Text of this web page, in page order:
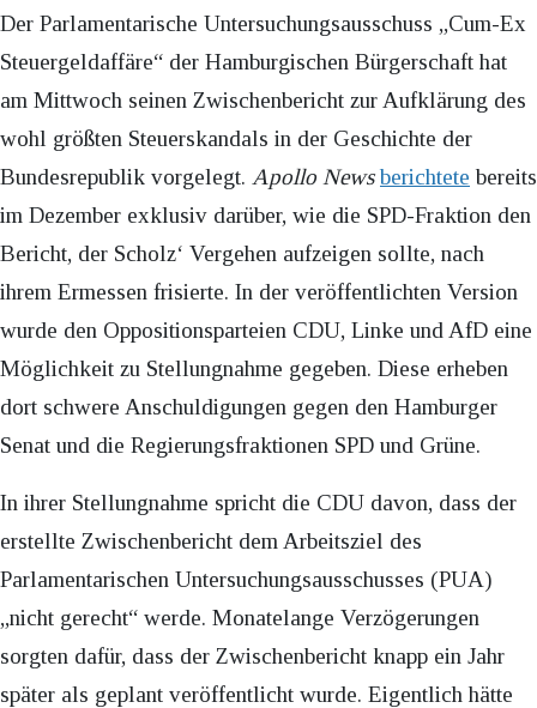
Der Parlamentarische Untersuchungsausschuss „Cum-Ex
Steuergeldaffäre“ der Hamburgischen Bürgerschaft hat
am Mittwoch seinen Zwischenbericht zur Aufklärung des
wohl größten Steuerskandals in der Geschichte der
Bundesrepublik vorgelegt. Apollo News berichtete bereits
im Dezember exklusiv darüber, wie die SPD-Fraktion den
Bericht, der Scholz‘ Vergehen aufzeigen sollte, nach
ihrem Ermessen frisierte. In der veröffentlichten Version
wurde den Oppositionsparteien CDU, Linke und AfD eine
Möglichkeit zu Stellungnahme gegeben. Diese erheben
dort schwere Anschuldigungen gegen den Hamburger
Senat und die Regierungsfraktionen SPD und Grüne.
In ihrer Stellungnahme spricht die CDU davon, dass der
erstellte Zwischenbericht dem Arbeitsziel des
Parlamentarischen Untersuchungsausschusses (PUA)
„nicht gerecht“ werde. Monatelange Verzögerungen
sorgten dafür, dass der Zwischenbericht knapp ein Jahr
später als geplant veröffentlicht wurde. Eigentlich hätte